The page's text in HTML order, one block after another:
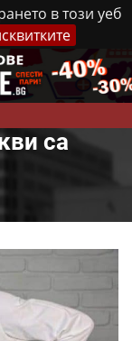
в този уеб
Контакти
са